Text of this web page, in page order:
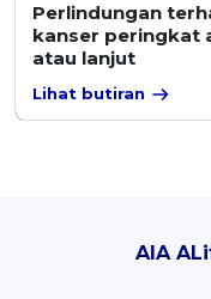
Perlindungan
kanser peringkat
atau lanjut
Lihat butiran
AIA